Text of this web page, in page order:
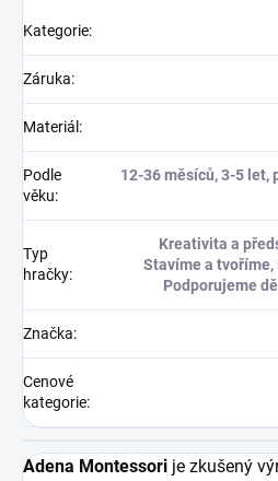
Kategorie:
Záruka:
Materiál :
Podle
věku:
12-36 měsíců, 3-5 let,
Typ
hračky:
Kreativita a
Stavíme a tvoříme,
Podporujeme
Značka:
Cenové
kategorie:
Adena Montessori je zkušený